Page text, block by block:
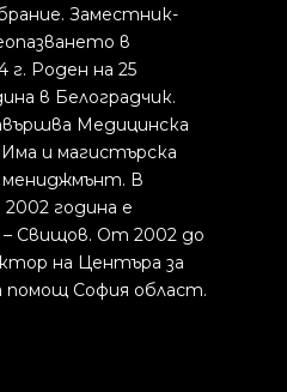
Заместник-
в
Роден на 25
в Белоградчик.
Медицинска
и магистърска
мениджмънт. В
година е
Свищов. От 2002 до
на Центъра за
помощ София област.